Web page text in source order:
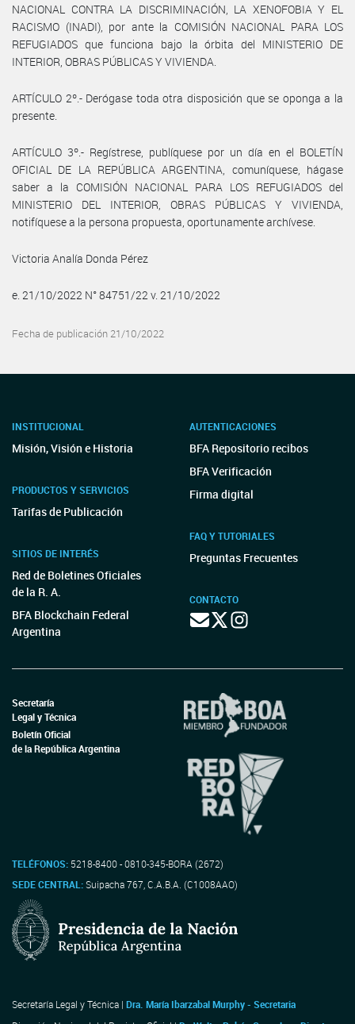
NACIONAL CONTRA LA DISCRIMINACIÓN, LA XENOFOBIA Y EL
RACISMO (INADI), por ante la COMISIÓN NACIONAL PARA LOS
REFUGIADOS que funciona bajo la órbita del MINISTERIO DE
INTERIOR, OBRAS PÚBLICAS Y VIVIENDA.
ARTÍCULO 2º.- Derógase toda otra disposición que se oponga a la
presente.
ARTÍCULO 3º.- Regístrese, publíquese por un día en el BOLETÍN
OFICIAL DE LA REPÚBLICA ARGENTINA, comuníquese, hágase
saber a la COMISIÓN NACIONAL PARA LOS REFUGIADOS del
MINISTERIO DEL INTERIOR, OBRAS PÚBLICAS Y VIVIENDA,
notifíquese a la persona propuesta, oportunamente archívese.
Victoria Analía Donda Pérez
e. 21/10/2022 N° 84751/22 v. 21/10/2022
Fecha de publicación 21/10/2022
INSTITUCIONAL
Misión, Visión e Historia
PRODUCTOS Y SERVICIOS
Tarifas de Publicación
SITIOS DE INTERÉS
Red de Boletines Oficiales
de la R. A.
BFA Blockchain Federal
Argentina
AUTENTICACIONES
BFA Repositorio recibos
BFA Verificación
Firma digital
FAQ Y TUTORIALES
Preguntas Frecuentes
CONTACTO
Secretaría
Legal y Técnica
Boletín Oficial
de la República Argentina
TELÉFONOS: 5218-8400 - 0810-345-BORA (2672)
SEDE CENTRAL:Suipacha 767, C.A.B.A. (C1008AAO)
Secretaría Legal y Técnica | Dra. María Ibarzabal Murphy - Secretaria